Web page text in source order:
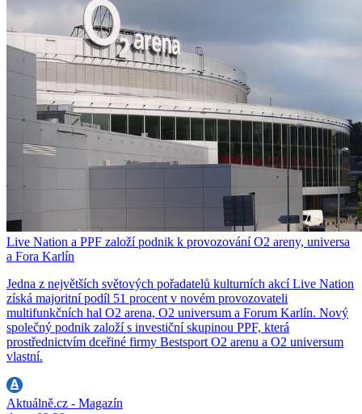
Live Nation a PPF založí podnik k provozování O2 areny, universa
a Fora Karlín
Jedna z největších světových pořadatelů kulturních akcí Live Nation
získá majoritní podíl 51 procent v novém provozovateli
multifunkčních hal O2 arena, O2 universum a Forum Karlín. Nový
společný podnik založí s investiční skupinou PPF, která
prostřednictvím dceřiné firmy Bestsport O2 arenu a O2 universum
vlastní.
Aktuálně.cz - Magazín